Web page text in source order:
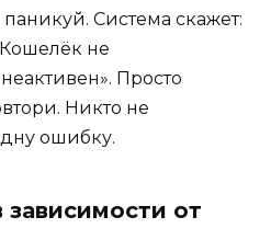
Система скажет:
не
Просто
Никто не
ошибку.
от